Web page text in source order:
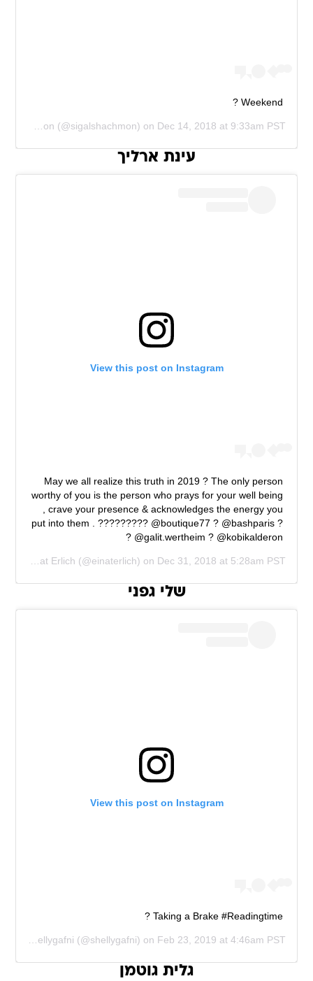
Weekend ?
Sigal Shachmon (@sigalshachmon) on Dec 14, 2018 at 9:33am PST
עינת ארליך
View this post on Instagram
May we all realize this truth in 2019 ? The only person
worthy of you is the person who prays for your well being
, crave your presence & acknowledges the energy you
put into them . ????????? @boutique77 ? @bashparis ?
@galit.wertheim ? @kobikalderon ?
einat Erlich (@einaterlich) on Dec 31, 2018 at 5:28am PST
שלי גפני
View this post on Instagram
Taking a Brake #Readingtime ?
shellygafni (@shellygafni) on Feb 23, 2019 at 4:46am PST
גלית גוטמן